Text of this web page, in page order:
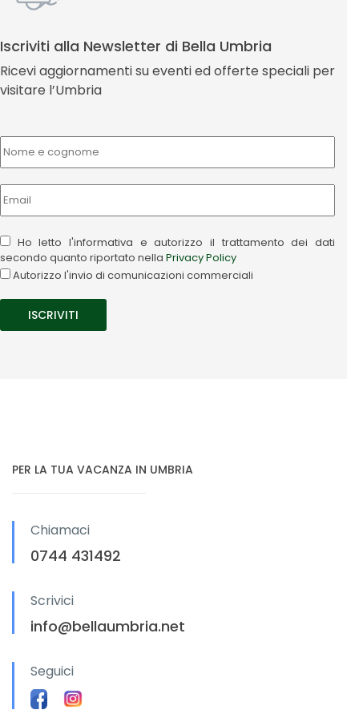
Iscriviti alla Newsletter di Bella Umbria
Ricevi aggiornamenti su eventi ed offerte speciali per
visitare l’Umbria
Ho letto l'informativa e autorizzo il trattamento dei dati
secondo quanto riportato nella Privacy Policy
Autorizzo l'invio di comunicazioni commerciali
PER LA TUA VACANZA IN UMBRIA
Chiamaci
0744 431492
Scrivici
info@bellaumbria.net
Seguici